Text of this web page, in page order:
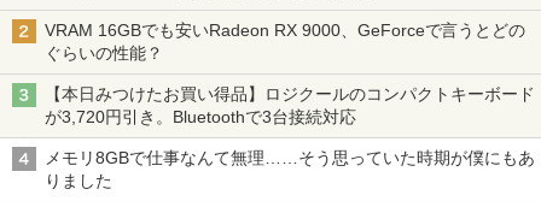
VRAM 16GBでも安いRadeon RX 9000、GeForceで言うとどの
ぐらいの性能？
【本日みつけたお買い得品】ロジクールのコンパクトキーボード
が3,720円引き。Bluetoothで3台接続対応
メモリ8GBで仕事なんて無理……そう思っていた時期が僕にもあ
りました